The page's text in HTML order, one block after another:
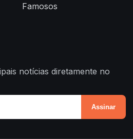
Famosos
notícias diretamente no
Assinar